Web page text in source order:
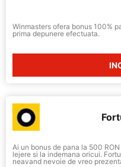
Winmasters ofera bonus 100%
prima depunere efectuata.
Ai un bonus de pana la 500
lejere si la indemana oricui.
neavand nevoie de vreo